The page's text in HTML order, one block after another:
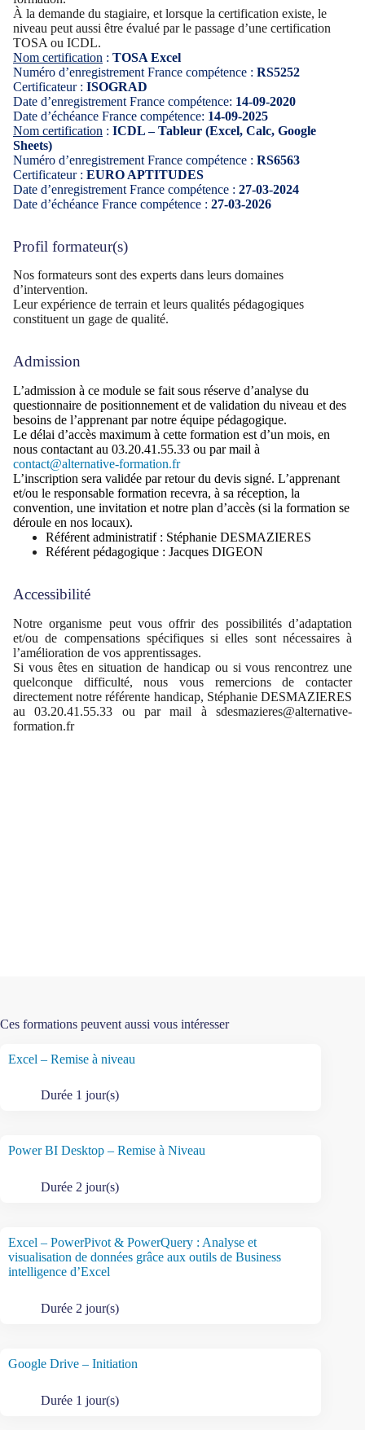
À la demande du stagiaire, et lorsque la certification existe, le
niveau peut aussi être évalué par le passage d’une certification
TOSA ou ICDL.
Nom certification : TOSA Excel
Numéro d’enregistrement France compétence : RS5252
Certificateur : ISOGRAD
Date d’enregistrement France compétence: 14-09-2020
Date d’échéance France compétence: 14-09-2025
Nom certification : ICDL – Tableur (Excel, Calc, Google
Sheets)
Numéro d’enregistrement France compétence : RS6563
Certificateur : EURO APTITUDES
Date d’enregistrement France compétence : 27-03-2024
Date d’échéance France compétence : 27-03-2026
Profil formateur(s)
Nos formateurs sont des experts dans leurs domaines
d’intervention.
Leur expérience de terrain et leurs qualités pédagogiques
constituent un gage de qualité.
Admission
L’admission à ce module se fait sous réserve d’analyse du
questionnaire de positionnement et de validation du niveau et des
besoins de l’apprenant par notre équipe pédagogique.
Le délai d’accès maximum à cette formation est d’un mois, en
nous contactant au 03.20.41.55.33 ou par mail à
contact@alternative-formation.fr
L’inscription sera validée par retour du devis signé. L’apprenant
et/ou le responsable formation recevra, à sa réception, la
convention, une invitation et notre plan d’accès (si la formation se
déroule en nos locaux).
Référent administratif : Stéphanie DESMAZIERES
Référent pédagogique : Jacques DIGEON
Accessibilité
Notre organisme peut vous offrir des possibilités d’adaptation
et/ou de compensations spécifiques si elles sont nécessaires à
l’amélioration de vos apprentissages.
Si vous êtes en situation de handicap ou si vous rencontrez une
quelconque difficulté, nous vous remercions de contacter
directement notre référente handicap, Stéphanie DESMAZIERES
au 03.20.41.55.33 ou par mail à sdesmazieres@alternative-
formation.fr
Ces formations peuvent aussi vous intéresser
Excel – Remise à niveau
Durée 1 jour(s)
Power BI Desktop – Remise à Niveau
Durée 2 jour(s)
Excel – PowerPivot & PowerQuery : Analyse et
visualisation de données grâce aux outils de Business
intelligence d’Excel
Durée 2 jour(s)
Google Drive – Initiation
Durée 1 jour(s)